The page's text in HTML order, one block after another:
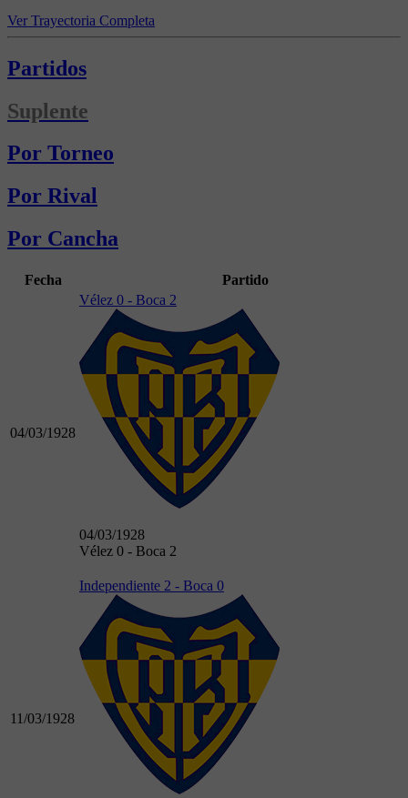
Ver Trayectoria Completa
Partidos
Suplente
Por Torneo
Por Rival
Por Cancha
Fecha Partido
04/03/1928
Vélez 0 - Boca 2
04/03/1928
Vélez 0 - Boca 2
11/03/1928
Independiente 2 - Boca 0